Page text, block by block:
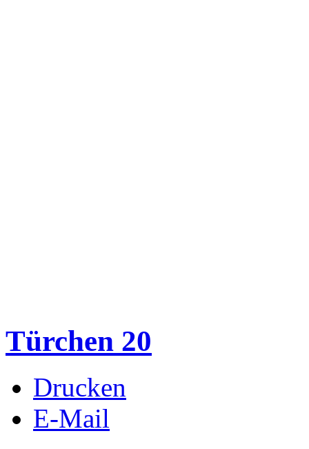
Türchen 20
Drucken
E-Mail